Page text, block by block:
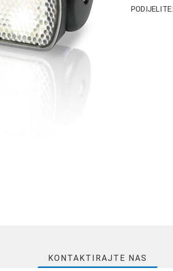
PODIJELITE:
KONTAKTIRAJTE NAS